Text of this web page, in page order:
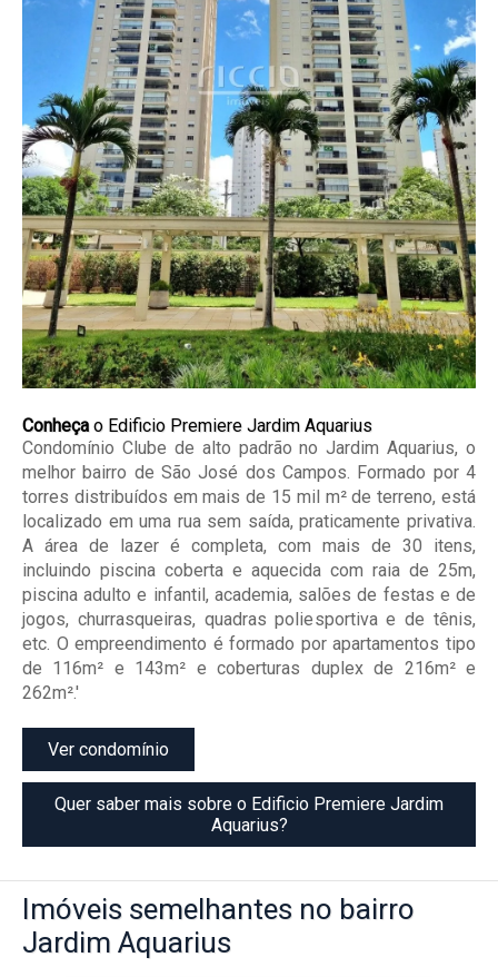
Conheçao Edificio Premiere Jardim Aquarius
Condomínio Clube de alto padrão no Jardim Aquarius, o
melhor bairro de São José dos Campos. Formado por 4
torres distribuídos em mais de 15 mil m² de terreno, está
localizado em uma rua sem saída, praticamente privativa.
A área de lazer é completa, com mais de 30 itens,
incluindo piscina coberta e aquecida com raia de 25m,
piscina adulto e infantil, academia, salões de festas e de
jogos, churrasqueiras, quadras poliesportiva e de tênis,
etc. O empreendimento é formado por apartamentos tipo
de 116m² e 143m² e coberturas duplex de 216m² e
262m².'
Ver condomínio
Quer saber mais sobre o Edificio Premiere Jardim
Aquarius?
Imóveis semelhantes no bairro
Jardim Aquarius